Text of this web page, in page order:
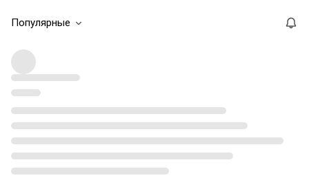
Популярные